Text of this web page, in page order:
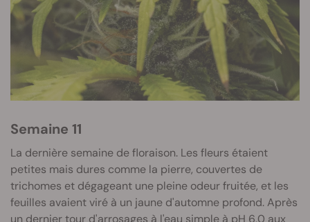
Semaine 11
La dernière semaine de floraison. Les fleurs étaient
petites mais dures comme la pierre, couvertes de
trichomes et dégageant une pleine odeur fruitée, et les
feuilles avaient viré à un jaune d'automne profond. Après
un dernier tour d'arrosages à l'eau simple à pH 6,0 aux